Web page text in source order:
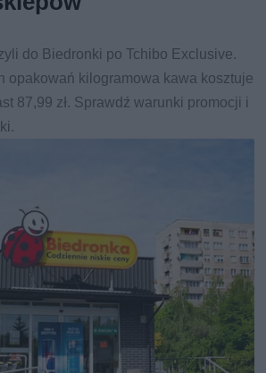
do Biedronki po Tchibo Exclusive.
opakowań kilogramowa kawa kosztuje
87,99 zł. Sprawdź warunki promocji i